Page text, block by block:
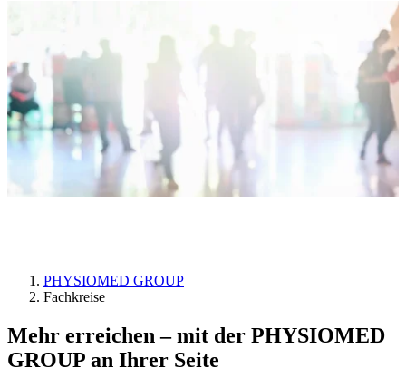
PHYSIOMED GROUP
Fachkreise
Mehr erreichen – mit der PHYSIOMED
GROUP an Ihrer Seite